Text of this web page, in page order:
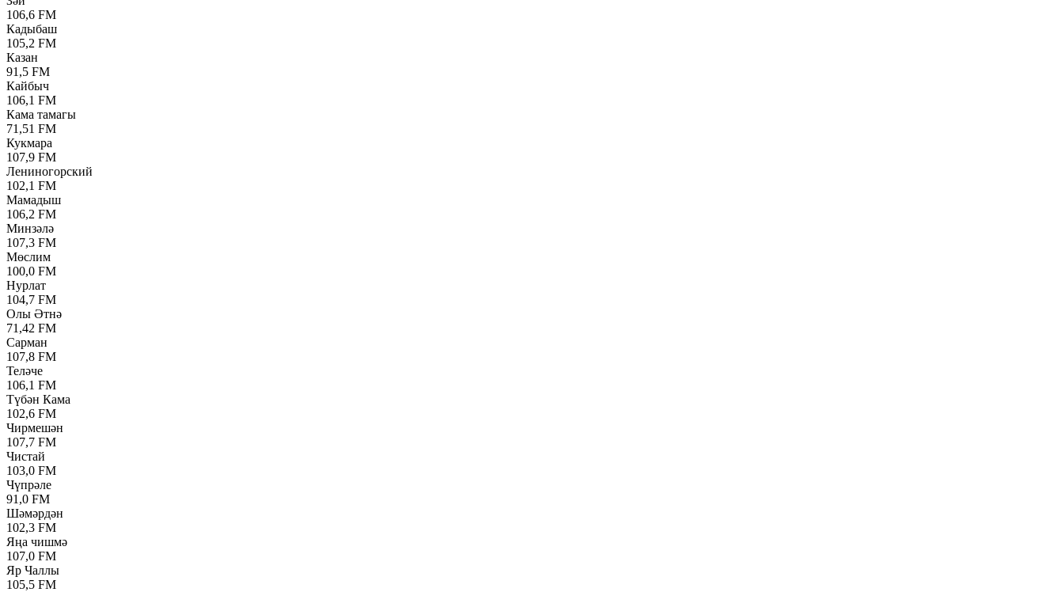
106,6 FM
Кадыбаш
105,2 FM
Казан
91,5 FM
Кайбыч
106,1 FM
Кама тамагы
71,51 FM
Кукмара
107,9 FM
Лениногорский
102,1 FM
Мамадыш
106,2 FM
Минзәлә
107,3 FM
Мөслим
100,0 FM
Нурлат
104,7 FM
Олы Әтнә
71,42 FM
Сарман
107,8 FM
Теләче
106,1 FM
Түбән Кама
102,6 FM
Чирмешән
107,7 FM
Чистай
103,0 FM
Чүпрәле
91,0 FM
Шәмәрдән
102,3 FM
Яңа чишмә
107,0 FM
Яр Чаллы
105,5 FM